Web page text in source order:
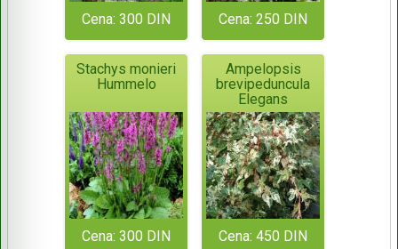
Cena: 300 DIN Cena: 250 DIN
Stachys monieri
Hummelo
Cena: 300 DIN
Ampelopsis
brevipeduncula
Elegans
Cena: 450 DIN